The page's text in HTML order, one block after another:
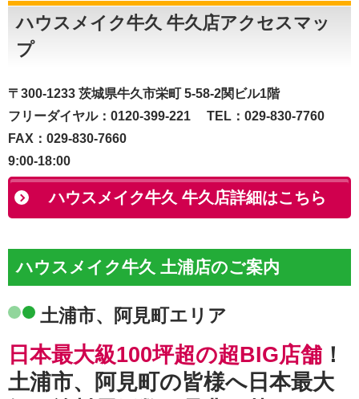
ハウスメイク牛久 牛久店アクセスマッ
プ
〒300-1233 茨城県牛久市栄町 5-58-2関ビル1階
フリーダイヤル：0120-399-221 TEL：029-830-7760
FAX：029-830-7660
9:00-18:00
ハウスメイク牛久 牛久店詳細はこちら
ハウスメイク牛久 土浦店のご案内
土浦市、阿見町エリア
日本最大級100坪超の超BIG店舗 ！
土浦市、阿見町の皆様へ日本最大